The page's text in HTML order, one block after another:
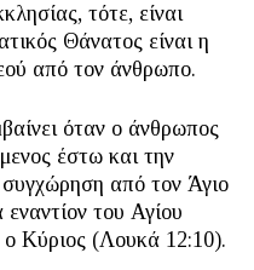
τότε, είναι
Θάνατος είναι η
από τον άνθρωπο.
όταν ο άνθρωπος
έστω και την
συγχώρηση από τον Άγιο
του Αγίου
Κύριος (Λουκά 12:10).